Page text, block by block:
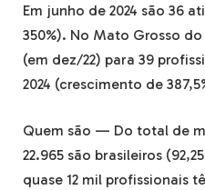
Em junho de 2024 são 36
350%). No Mato Grosso
(em dez/22) para 39
2024 (crescimento de
Quem são — Do total de
22.965 são brasileiros
quase 12 mil profissionais